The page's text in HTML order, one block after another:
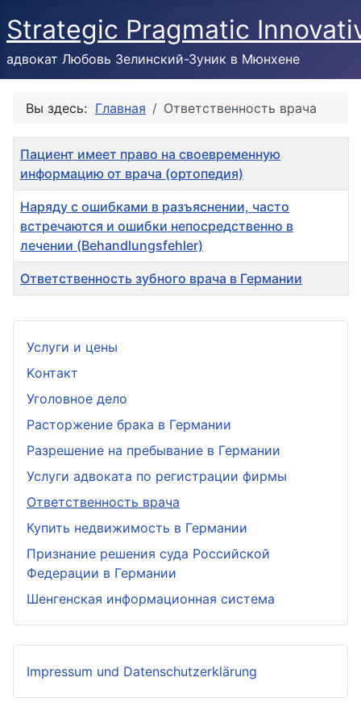
Strategic Pragmatic
адвокат Любовь Зелинский-Зуник в Мюнхене
Услуги и цены
Kонтакт
Уголовное дело
Расторжение брака в Германии
Разрешение на пребывание в Германии
Услуги адвоката по регистрации фирмы
Ответственность врача
Купить недвижимость в Германии
Признание решения суда Российской
Федерации в Германии
Шенгенская информационная система
Вы здесь: Главная Ответственность врача
Заголовок
Пациент имеет право на своевременную
информацию от врача (ортопедия)
Наряду с ошибками в разъяснении, часто
встречаются и ошибки непосредственно в
лечении (Behandlungsfehler)
Ответственность зубного врача в Германии
Impressum und Datenschutzerklärung